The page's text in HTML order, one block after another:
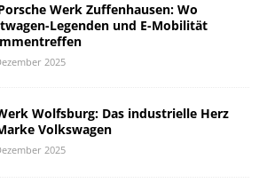
Werk Zuffenhausen: Wo
Legenden und E-Mobilität
2025
Wolfsburg: Das industrielle Herz
Volkswagen
2025